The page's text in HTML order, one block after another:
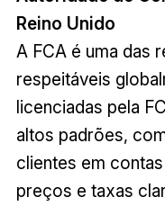
Reino Unido
A FCA é uma das
respeitáveis
licenciadas pela
altos padrões,
clientes em
preços e taxas